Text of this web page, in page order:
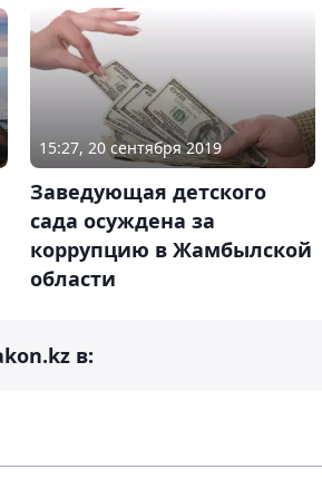
15:27, 20 сентября 2019
Заведующая детского
сада осуждена за
коррупцию в Жамбылской
области
в: